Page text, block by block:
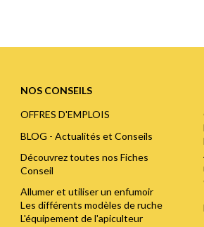
NOS CONSEILS
OFFRES D'EMPLOIS
BLOG - Actualités et Conseils
Découvrez toutes nos Fiches
Conseil
Allumer et utiliser un enfumoir
Les différents modèles de ruche
L'équipement de l'apiculteur